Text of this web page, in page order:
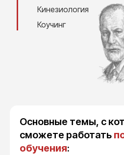
Кинезиология
Коучинг
Основные темы, с
сможете работать
обучения: